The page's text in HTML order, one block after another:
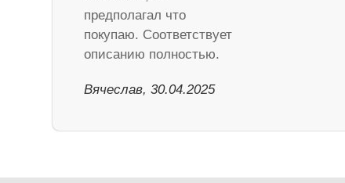
предполагал что
покупаю. Соответствует
описанию полностью.
Вячеслав, 30.04.2025